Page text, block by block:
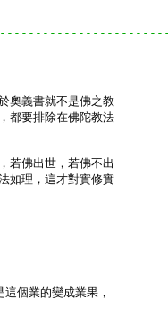
奧義書就不是佛之教
都要排除在佛陀教法
若佛出世，若佛不出
如理，這才對實修實
個業的變成業果，